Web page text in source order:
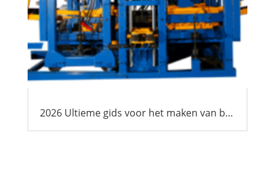
2026 Ultieme gids voor het maken van blokken in Afrika: Kosten, ROI & Selectie van leveranciers